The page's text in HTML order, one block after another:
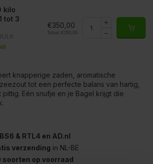
kilo
tot 3
€350,00
Totaal: €350,00
knapperige zaden, aromatische
tot een perfecte balans van hartig,
pittig. Eén snufje en je Bagel krijgt die
& RTL4 en AD.nl
verzending in NL-BE
soorten op voorraad